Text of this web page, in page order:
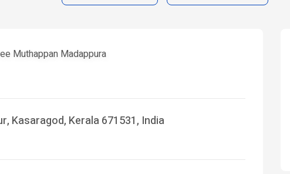
Muthappan Madappura
Kasaragod, Kerala 671531, India